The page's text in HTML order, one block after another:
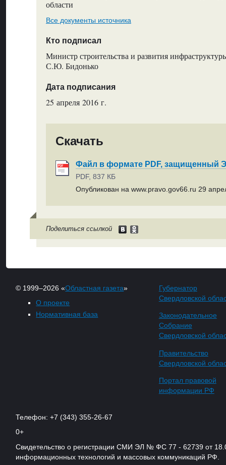
области
Все документы источника
Кто подписал
Министр строительства и развития
С.Ю. Бидонько
Дата подписания
25 апреля 2016 г.
Скачать
Файл в формате PDF, защищенный
PDF, 837 КБ
Опубликован на www.pravo.gov66.ru 29
Поделиться ссылкой
© 1999–2026 «Областная газета»
О проекте
Нормативная база
Губернатор
Свердловской
Законодательное
Собрание
Свердловской
Правительство
Свердловской
Портал правовой
информации РФ
Телефон: +7 (343) 355-26-67
0+
Свидетельство о регистрации СМИ ЭЛ № ФС 77 - 62739 от
информационных технологий и массовых коммуникаций РФ.